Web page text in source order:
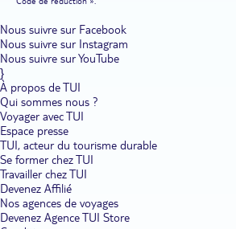
Nous suivre sur Facebook
Nous suivre sur Instagram
Nous suivre sur YouTube
}
À propos de TUI
Qui sommes nous ?
Voyager avec TUI
Espace presse
TUI, acteur du tourisme durable
Se former chez TUI
Travailler chez TUI
Devenez Affilié
Nos agences de voyages
Devenez Agence TUI Store